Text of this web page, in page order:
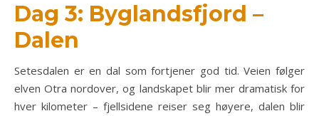
Dag 3: Byglandsfjord –
Dalen
Setesdalen er en dal som fortjener god tid. Veien følger
elven Otra nordover, og landskapet blir mer dramatisk for
hver kilometer – fjellsidene reiser seg høyere, dalen blir